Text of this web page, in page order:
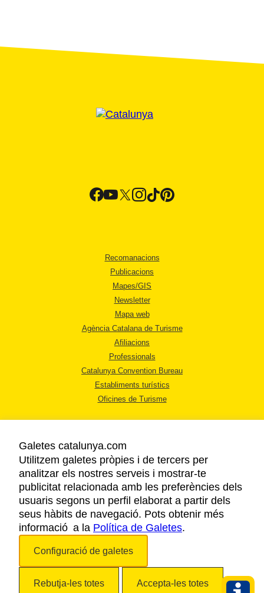
Recomanacions
Publicacions
Mapes/GIS
Newsletter
Mapa web
Agència Catalana de Turisme
Afiliacions
Professionals
Catalunya Convention Bureau
Establiments turístics
Oficines de Turisme
AVÍS LEGAL
POLÍTICA DE PRIVACITAT
COOKIES
ACCESSIBILITAT
Galetes catalunya.com
Utilitzem galetes pròpies i de tercers per
analitzar els nostres serveis i mostrar-te
publicitat relacionada amb les preferències dels
usuaris segons un perfil elaborat a partir dels
seus hàbits de navegació. Pots obtenir més
informació a la Política de Galetes.
Configuració de galetes
Rebutja-les totes Accepta-les totes